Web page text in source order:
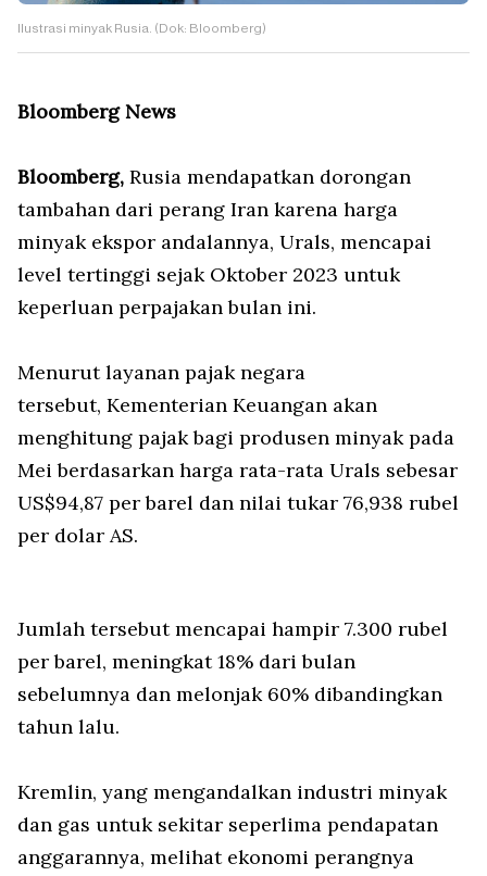
Ilustrasi minyak Rusia. (Dok: Bloomberg)
Bloomberg News
Bloomberg, Rusia mendapatkan dorongan
tambahan dari perang Iran karena harga
minyak ekspor andalannya, Urals, mencapai
level tertinggi sejak Oktober 2023 untuk
keperluan perpajakan bulan ini.
Menurut layanan pajak negara
tersebut, Kementerian Keuangan akan
menghitung pajak bagi produsen minyak pada
Mei berdasarkan harga rata-rata Urals sebesar
US$94,87 per barel dan nilai tukar 76,938 rubel
per dolar AS.
Jumlah tersebut mencapai hampir 7.300 rubel
per barel, meningkat 18% dari bulan
sebelumnya dan melonjak 60% dibandingkan
tahun lalu.
Kremlin, yang mengandalkan industri minyak
dan gas untuk sekitar seperlima pendapatan
anggarannya, melihat ekonomi perangnya